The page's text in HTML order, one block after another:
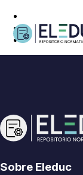
Sobre Eleduc